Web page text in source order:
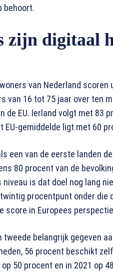
behoort.
zijn digitaal
van Nederland
van 16 tot 75 jaar over ten
de EU. Ierland volgt met 83
EU-gemiddelde ligt met 60
een van de eerste landen
80 procent van de
is dat doel nog lang
procentpunt onder
score in Europees
tweede belangrijk gegeven
56 procent beschikt
50 procent en in 2021 op